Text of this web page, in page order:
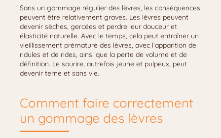
Sans un gommage régulier des lèvres, les conséquences
peuvent être relativement graves. Les lèvres peuvent
devenir sèches, gercées et perdre leur douceur et
élasticité naturelle. Avec le temps, cela peut entraîner un
vieillissement prématuré des lèvres, avec l’apparition de
ridules et de rides, ainsi que la perte de volume et de
définition. Le sourire, autrefois jeune et pulpeux, peut
devenir terne et sans vie.
Comment faire correctement
un gommage des lèvres